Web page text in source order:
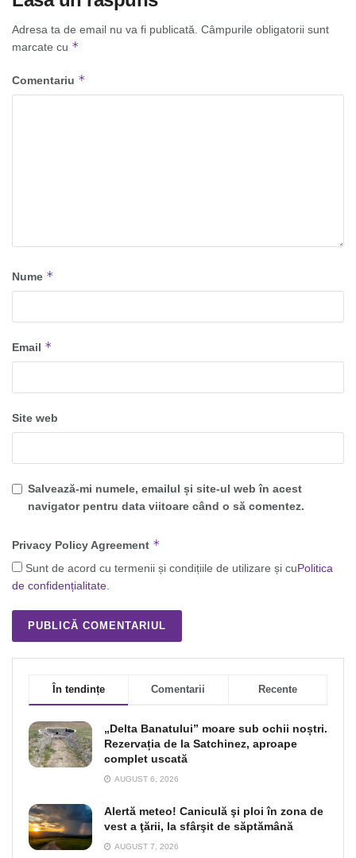
Adresa ta de email nu va fi publicată. Câmpurile obligatorii sunt
marcate cu *
Comentariu *
Nume *
Email *
Site web
Salvează-mi numele, emailul și site-ul web în acest
navigator pentru data viitoare când o să comentez.
Privacy Policy Agreement *
Sunt de acord cu termenii și condițiile de utilizare și cuPolitica
de confidențialitate.
În tendințe Comentarii Recente
„Delta Banatului” moare sub ochii noștri.
Rezervația de la Satchinez, aproape
complet uscată
AUGUST 6, 2026
Alertă meteo! Caniculă şi ploi în zona de
vest a ţării, la sfârşit de săptămână
AUGUST 7, 2026